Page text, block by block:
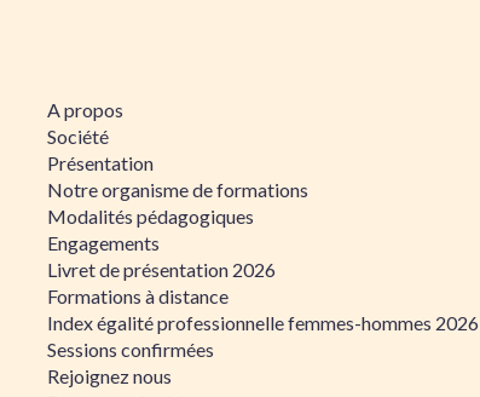
A propos
Société
Présentation
Notre organisme de formations
Modalités pédagogiques
Engagements
Livret de présentation 2026
Formations à distance
Index égalité professionnelle femmes-hommes 2026
Sessions confirmées
Rejoignez nous